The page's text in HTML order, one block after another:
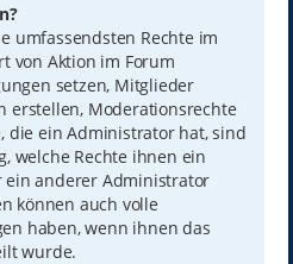
umfassendsten Rechte im
von Aktion im Forum
setzen, Mitglieder
erstellen, Moderationsrechte
die ein Administrator hat, sind
welche Rechte ihnen ein
ein anderer Administrator
können auch volle
haben, wenn ihnen das
wurde.